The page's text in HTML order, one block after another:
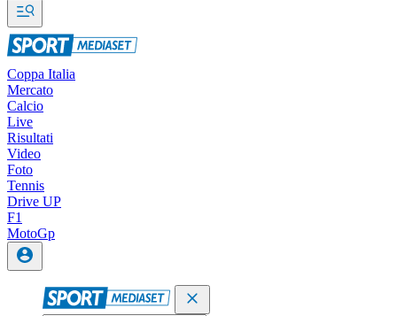
Coppa Italia
Mercato
Calcio
Live
Risultati
Video
Foto
Tennis
Drive UP
F1
MotoGp